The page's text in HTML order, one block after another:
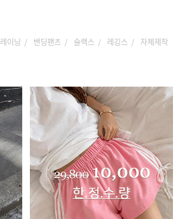
이닝 밴딩팬츠 슬랙스 레깅스 자체제작